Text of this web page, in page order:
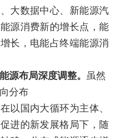
大数据中心、新能源汽
源消费新的增长点，能
长，电能占终端能源消
能源布局深度调整。 虽然
分布
以国内大循环为主体、
进的新发展格局下，随